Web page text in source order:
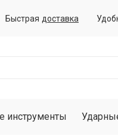
Быстрая доставка
инструменты